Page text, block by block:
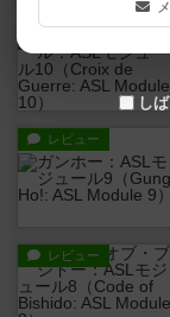
レビュー
レビュー
し